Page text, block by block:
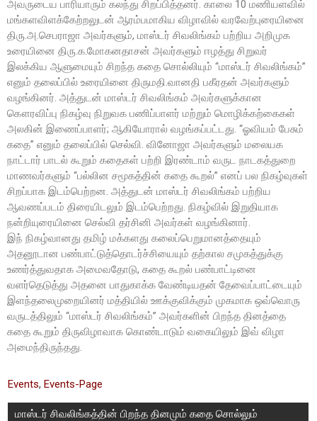
அவருடைய பாரியாரும் கலந்து சிறப்பித்தனர். காலை 10 மணியளவில்
மங்களவிளக்கேற்றலுடன் ஆரம்பமாகிய விழாவில் வரவேற்புரையினை
திரு.அ.செபராஜா அவர்களும், மாஸ்டர் சிவலிங்கம் பற்றிய அறிமுக
உரையினை திரு.க.மோகனதாசன் அவர்களும் ஈழத்து சிறுவர்
இலக்கிய ஆளுமையும் சிறந்த கதை சொல்லியும் “மாஸ்டர் சிவலிங்கம்”
எனும் தலைப்பில் உரையினை திருமதி.வானதி பகீரதன் அவர்களும்
வழங்கினர். அத்துடன் மாஸ்டர் சிவலிங்கம் அவர்களுக்கான
கௌரவிப்பு நிகழ்வு நிறுவக பணிப்பாளர் மற்றும் மொழிக்கற்கைகள்
அலகின் இணைப்பாளர்; ஆகியோரால் வழங்கப்பட்டது. “ஓவியம் பேசும்
கதை” எனும் தலைப்பில் செல்வி. வினோஜா அவர்களும் மலையக
நாட்டார் பாடல் கூறும் கதைகள் பற்றி இரண்டாம் வருட நாடகத்துறை
மாணவர்களும் “பல்லின சமூகத்தின் கதை கூறல்” எனப் பல நிகழ்வுகள்
சிறப்பாக இடம்பெற்றன. அத்துடன் மாஸ்டர் சிவலிங்கம் பற்றிய
ஆவணப்படம் திரையிடலும் இடம்பெற்றது. நிகழ்வில் இறுதியாக
நன்றியுரையினை செல்வி தர்சினி அவர்கள் வழங்கினார்.
இந் நிகழ்வானது தமிழ் மக்களது கலைப்பெறுமானத்தையும்
அதனூடான பண்பாட்டுத்தொடர்ச்சியையும் தற்கால சமுகத்துக்கு
உணர்த்துவதாக அமைவதோடு, கதை கூறல் பண்பாட்டினை
வளர்தெடுத்து அதனை பாதுகாக்க வேண்டியதன் தேவைப்பாட்டையும்
இளந்தலைமுறையினர் மத்தியில் ஊக்குவிக்கும் முகமாக ஒவ்வொரு
வருடத்திலும் “மாஸ்டர் சிவலிங்கம்” அவர்களின் பிறந்த தினத்தை
கதை கூறும் திருவிழாவாக கொண்டாடும் வகையிலும் இவ் விழா
அமைந்திருந்தது.
Events,Events-Page
மாஸ்டர் சிவலிங்கத்தின் பிறந்த தினமும் கதை சொல்லும்